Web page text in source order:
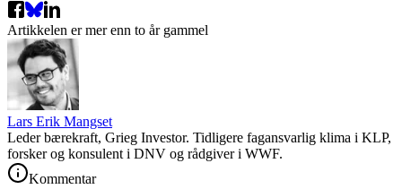
Artikkelen er mer enn to år gammel
Lars Erik Mangset
Leder bærekraft, Grieg Investor. Tidligere fagansvarlig klima i KLP,
forsker og konsulent i DNV og rådgiver i WWF.
Kommentar